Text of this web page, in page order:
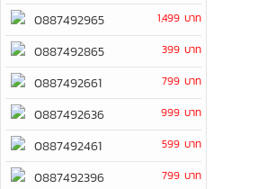
0887492965 1,499 บาท
0887492865 399 บาท
0887492661 799 บาท
0887492636 999 บาท
0887492461 599 บาท
0887492396 799 บาท